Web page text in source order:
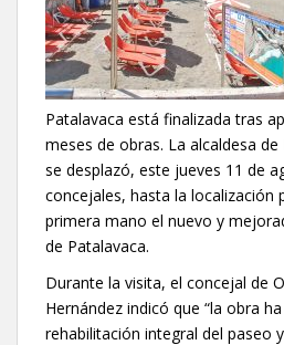
Patalavaca está finalizada tras
meses de obras. La alcaldesa
se desplazó, este jueves 11 de
concejales, hasta la localización
primera mano el nuevo y
de Patalavaca.
Durante la visita, el concejal de
Hernández indicó que “la obra
rehabilitación integral del paseo